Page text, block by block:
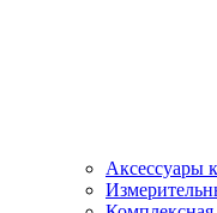
Аксессуары